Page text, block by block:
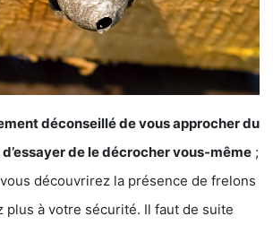
déconseillé de vous approcher du
de le décrocher vous-même ;
découvrirez la présence de frelons
plus à votre sécurité. Il faut de suite